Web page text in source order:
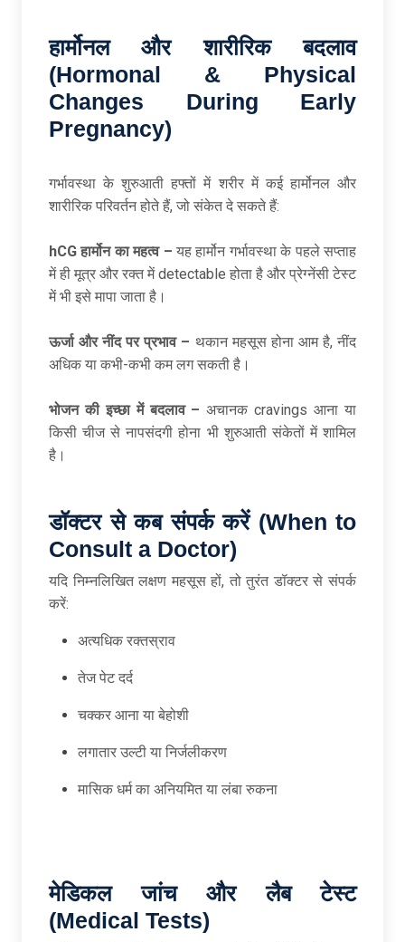
हार्मोनल और शारीरिक बदलाव
(Hormonal & Physical
Changes During Early
Pregnancy)
गर्भावस्था के शुरुआती हफ्तों में शरीर में कई हार्मोनल और
शारीरिक परिवर्तन होते हैं, जो संकेत दे सकते हैं:
hCG हार्मोन का महत्व – यह हार्मोन गर्भावस्था के पहले सप्ताह
में ही मूत्र और रक्त में detectable होता है और प्रेग्नेंसी टेस्ट
में भी इसे मापा जाता है।
ऊर्जा और नींद पर प्रभाव – थकान महसूस होना आम है, नींद
अधिक या कभी-कभी कम लग सकती है।
भोजन की इच्छा में बदलाव –अचानक cravings आना या
किसी चीज से नापसंदगी होना भी शुरुआती संकेतों में शामिल
है।
डॉक्टर से कब संपर्क करें (When to
Consult a Doctor)
यदि निम्नलिखित लक्षण महसूस हों, तो तुरंत डॉक्टर से संपर्क
करें:
अत्यधिक रक्तस्राव
तेज पेट दर्द
चक्कर आना या बेहोशी
लगातार उल्टी या निर्जलीकरण
मासिक धर्म का अनियमित या लंबा रुकना
मेडिकल जांच और लैब टेस्ट
(Medical Tests)